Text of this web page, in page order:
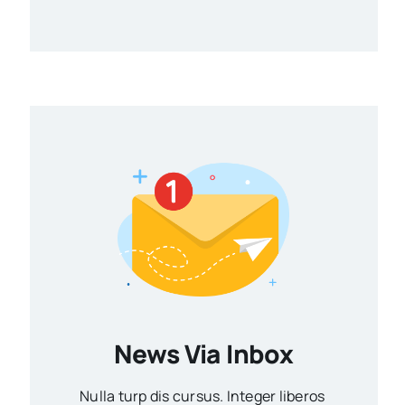
News Via Inbox
Nulla turp dis cursus. Integer liberos